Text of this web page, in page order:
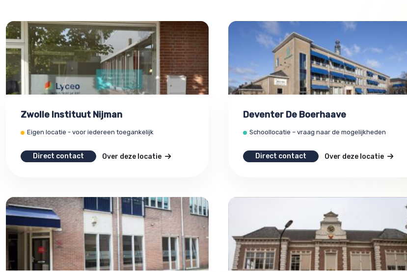
Zwolle Instituut Nijman
Eigen locatie - voor iedereen toegankelijk
Direct contact Over deze locatie
Deventer De Boerhaave
Schoollocatie – vraag naar de mogelijkheden
Direct contact Over deze locatie